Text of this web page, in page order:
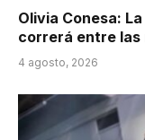
Olivia Conesa:
correrá entre las
4 agosto, 2026